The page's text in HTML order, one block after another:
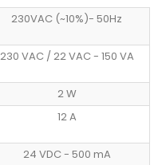
230VAC (~10%)- 50Hz
230 VAC / 22 VAC - 150 VA
2 W
12 A
24 VDC - 500 mA